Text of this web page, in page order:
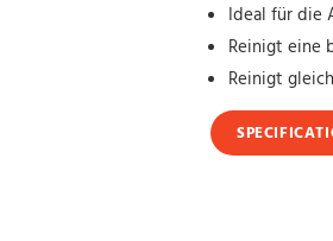
Ideal für die
Reinigt eine
Reinigt